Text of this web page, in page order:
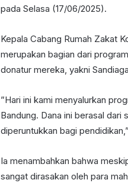
pada Selasa (17/06/2025).
Kepala Cabang Rumah Zakat
merupakan bagian dari
donatur mereka, yakni
”Hari ini kami menyalurkan
Bandung. Dana ini berasal dari
diperuntukkan bagi
Ia menambahkan bahwa
sangat dirasakan oleh para